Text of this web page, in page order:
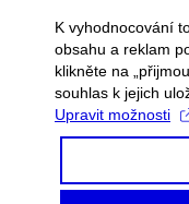
K vyhodnocování
obsahu a reklam
klikněte na
souhlas k jejich
Upravit možnosti